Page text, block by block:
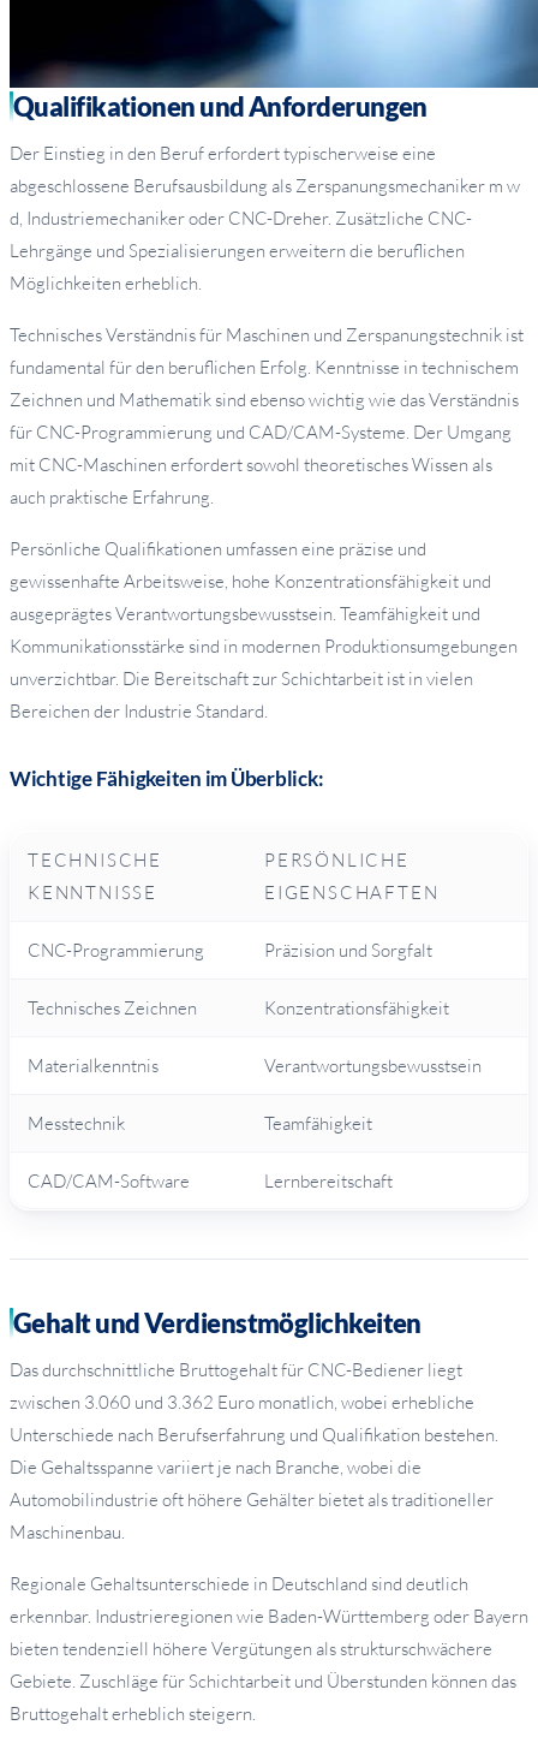
Qualifikationen und Anforderungen
Der Einstieg in den Beruf erfordert typischerweise eine
abgeschlossene Berufsausbildung als Zerspanungsmechaniker m w
d, Industriemechaniker oder CNC-Dreher. Zusätzliche CNC-
Lehrgänge und Spezialisierungen erweitern die beruflichen
Möglichkeiten erheblich.
Technisches Verständnis für Maschinen und Zerspanungstechnik ist
fundamental für den beruflichen Erfolg. Kenntnisse in technischem
Zeichnen und Mathematik sind ebenso wichtig wie das Verständnis
für CNC-Programmierung und CAD/CAM-Systeme. Der Umgang
mit CNC-Maschinen erfordert sowohl theoretisches Wissen als
auch praktische Erfahrung.
Persönliche Qualifikationen umfassen eine präzise und
gewissenhafte Arbeitsweise, hohe Konzentrationsfähigkeit und
ausgeprägtes Verantwortungsbewusstsein. Teamfähigkeit und
Kommunikationsstärke sind in modernen Produktionsumgebungen
unverzichtbar. Die Bereitschaft zur Schichtarbeit ist in vielen
Bereichen der Industrie Standard.
Wichtige Fähigkeiten im Überblick:
TECHNISCHE
KENNTNISSE
PERSÖNLICHE
EIGENSCHAFTEN
CNC-Programmierung Präzision und Sorgfalt
Technisches Zeichnen Konzentrationsfähigkeit
Materialkenntnis Verantwortungsbewusstsein
Messtechnik Teamfähigkeit
CAD/CAM-Software Lernbereitschaft
Gehalt und Verdienstmöglichkeiten
Das durchschnittliche Bruttogehalt für CNC-Bediener liegt
zwischen 3.060 und 3.362 Euro monatlich, wobei erhebliche
Unterschiede nach Berufserfahrung und Qualifikation bestehen.
Die Gehaltsspanne variiert je nach Branche, wobei die
Automobilindustrie oft höhere Gehälter bietet als traditioneller
Maschinenbau.
Regionale Gehaltsunterschiede in Deutschland sind deutlich
erkennbar. Industrieregionen wie Baden-Württemberg oder Bayern
bieten tendenziell höhere Vergütungen als strukturschwächere
Gebiete. Zuschläge für Schichtarbeit und Überstunden können das
Bruttogehalt erheblich steigern.